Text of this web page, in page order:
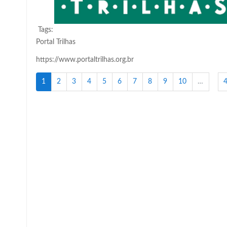
Tags:
Portal Trilhas
https://www.portaltrilhas.org.br
1 (atual)
2 3 4 5 6 7 8 9 10 …